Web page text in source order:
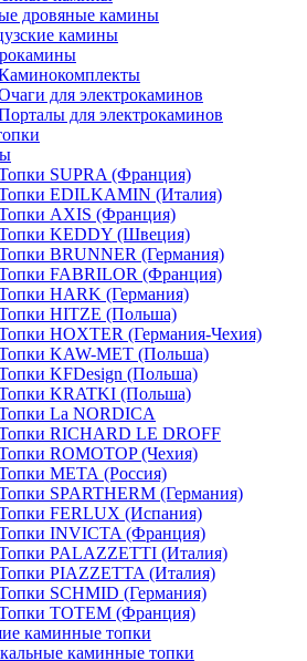
дровяные камины
камины
для электрокаминов
для электрокаминов
SUPRA (Франция)
EDILKAMIN (Италия)
AXIS (Франция)
KEDDY (Швеция)
BRUNNER (Германия)
FABRILOR (Франция)
HARK (Германия)
HITZE (Польша)
HOXTER (Германия-Чехия)
KAW-MET (Польша)
KFDesign (Польша)
KRATKI (Польша)
La NORDICA
RICHARD LE DROFF
ROMOTOP (Чехия)
МЕТА (Россия)
SPARTHERM (Германия)
FERLUX (Испания)
INVICTA (Франция)
PALAZZETTI (Италия)
PIAZZETTA (Италия)
SCHMID (Германия)
TOTEM (Франция)
каминные топки
каминные топки